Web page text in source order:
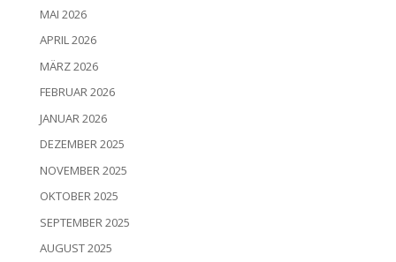
MAI 2026
APRIL 2026
MÄRZ 2026
FEBRUAR 2026
JANUAR 2026
DEZEMBER 2025
NOVEMBER 2025
OKTOBER 2025
SEPTEMBER 2025
AUGUST 2025